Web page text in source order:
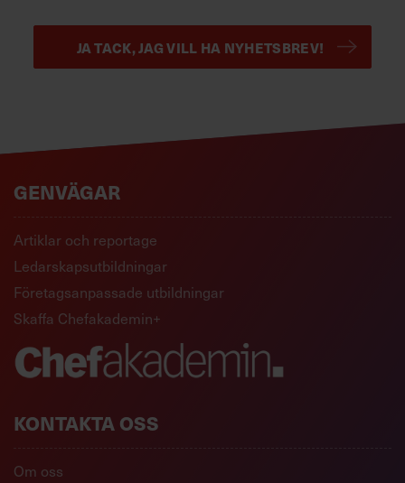
JA TACK, JAG VILL HA NYHETSBREV!
GENVÄGAR
Artiklar och reportage
Ledarskapsutbildningar
Företagsanpassade utbildningar
Skaffa Chefakademin+
KONTAKTA OSS
Om oss